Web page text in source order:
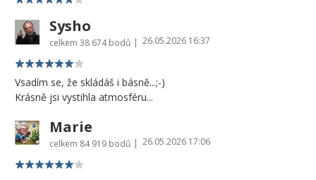
Sysho
celkem 38 674 bodů | 26.05.2026 16:37
Vsadím se, že skládáš i básně...;-)
Krásně jsi vystihla atmosféru...
Marie
celkem 84 919 bodů | 26.05.2026 17:06